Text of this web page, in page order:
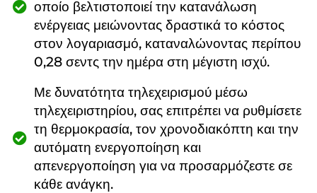
οποίο βελτιστοποιεί την κατανάλωση
ενέργειας μειώνοντας δραστικά το κόστος
στον λογαριασμό, καταναλώνοντας περίπου
0,28 σεντς την ημέρα στη μέγιστη ισχύ.
Με δυνατότητα τηλεχειρισμού μέσω
τηλεχειριστηρίου, σας επιτρέπει να ρυθμίσετε
τη θερμοκρασία, τον χρονοδιακόπτη και την
αυτόματη ενεργοποίηση και
απενεργοποίηση για να προσαρμόζεστε σε
κάθε ανάγκη.